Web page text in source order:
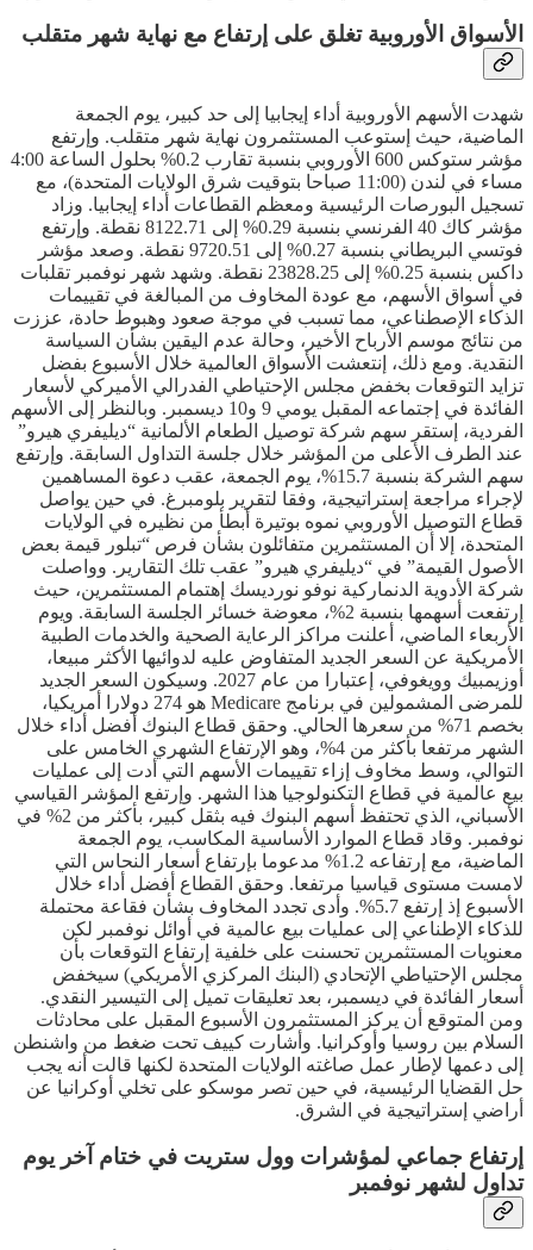
الأسواق الأوروبية تغلق على إرتفاع مع نهاية شهر متقلب
شهدت الأسهم الأوروبية أداء إيجابيا إلى حد كبير، يوم الجمعة
الماضية، حيث إستوعب المستثمرون نهاية شهر متقلب. وإرتفع
مؤشر ستوكس 600 الأوروبي بنسبة تقارب 0.2% بحلول الساعة 4:00
مساء في لندن (11:00 صباحا بتوقيت شرق الولايات المتحدة)، مع
تسجيل البورصات الرئيسية ومعظم القطاعات أداء إيجابيا. وزاد
مؤشر كاك 40 الفرنسي بنسبة 0.29% إلى 8122.71 نقطة. وإرتفع
فوتسي البريطاني بنسبة 0.27% إلى 9720.51 نقطة. وصعد مؤشر
داكس بنسبة 0.25% إلى 23828.25 نقطة. وشهد شهر نوفمبر تقلبات
في أسواق الأسهم، مع عودة المخاوف من المبالغة في تقييمات
الذكاء الإصطناعي، مما تسبب في موجة صعود وهبوط حادة، عززت
من نتائج موسم الأرباح الأخير، وحالة عدم اليقين بشأن السياسة
النقدية. ومع ذلك، إنتعشت الأسواق العالمية خلال الأسبوع بفضل
تزايد التوقعات بخفض مجلس الإحتياطي الفدرالي الأميركي لأسعار
الفائدة في إجتماعه المقبل يومي 9 و10 ديسمبر. وبالنظر إلى الأسهم
الفردية، إستقر سهم شركة توصيل الطعام الألمانية “ديليفري هيرو”
عند الطرف الأعلى من المؤشر خلال جلسة التداول السابقة. وإرتفع
سهم الشركة بنسبة 15.7%، يوم الجمعة، عقب دعوة المساهمين
لإجراء مراجعة إستراتيجية، وفقا لتقرير بلومبرغ. في حين يواصل
قطاع التوصيل الأوروبي نموه بوتيرة أبطأ من نظيره في الولايات
المتحدة، إلا أن المستثمرين متفائلون بشأن فرص “تبلور قيمة بعض
الأصول القيمة” في “ديليفري هيرو” عقب تلك التقارير. وواصلت
شركة الأدوية الدنماركية نوفو نورديسك إهتمام المستثمرين، حيث
إرتفعت أسهمها بنسبة 2%، معوضة خسائر الجلسة السابقة. ويوم
الأربعاء الماضي، أعلنت مراكز الرعاية الصحية والخدمات الطبية
الأمريكية عن السعر الجديد المتفاوض عليه لدوائيها الأكثر مبيعا،
أوزيمبيك وويغوفي، إعتبارا من عام 2027. وسيكون السعر الجديد
للمرضى المشمولين في برنامج Medicare هو 274 دولارا أمريكيا،
بخصم 71% من سعرها الحالي. وحقق قطاع البنوك أفضل أداء خلال
الشهر مرتفعا بأكثر من 4%، وهو الإرتفاع الشهري الخامس على
التوالي، وسط مخاوف إزاء تقييمات الأسهم التي أدت إلى عمليات
بيع عالمية في قطاع التكنولوجيا هذا الشهر. وإرتفع المؤشر القياسي
الأسباني، الذي تحتفظ أسهم البنوك فيه بثقل كبير، بأكثر من 2% في
نوفمبر. وقاد قطاع الموارد الأساسية المكاسب، يوم الجمعة
الماضية، مع إرتفاعه 1.2% مدعوما بإرتفاع أسعار النحاس التي
لامست مستوى قياسيا مرتفعا. وحقق القطاع أفضل أداء خلال
الأسبوع إذ إرتفع 5.7%. وأدى تجدد المخاوف بشأن فقاعة محتملة
للذكاء الإطناعي إلى عمليات بيع عالمية في أوائل نوفمبر لكن
معنويات المستثمرين تحسنت على خلفية إرتفاع التوقعات بأن
مجلس الإحتياطي الإتحادي (البنك المركزي الأمريكي) سيخفض
أسعار الفائدة في ديسمبر، بعد تعليقات تميل إلى التيسير النقدي.
ومن المتوقع أن يركز المستثمرون الأسبوع المقبل على محادثات
السلام بين روسيا وأوكرانيا. وأشارت كييف تحت ضغط من واشنطن
إلى دعمها لإطار عمل صاغته الولايات المتحدة لكنها قالت أنه يجب
حل القضايا الرئيسية، في حين تصر موسكو على تخلي أوكرانيا عن
أراضي إستراتيجية في الشرق.
إرتفاع جماعي لمؤشرات وول ستريت في ختام آخر يوم
تداول لشهر نوفمبر